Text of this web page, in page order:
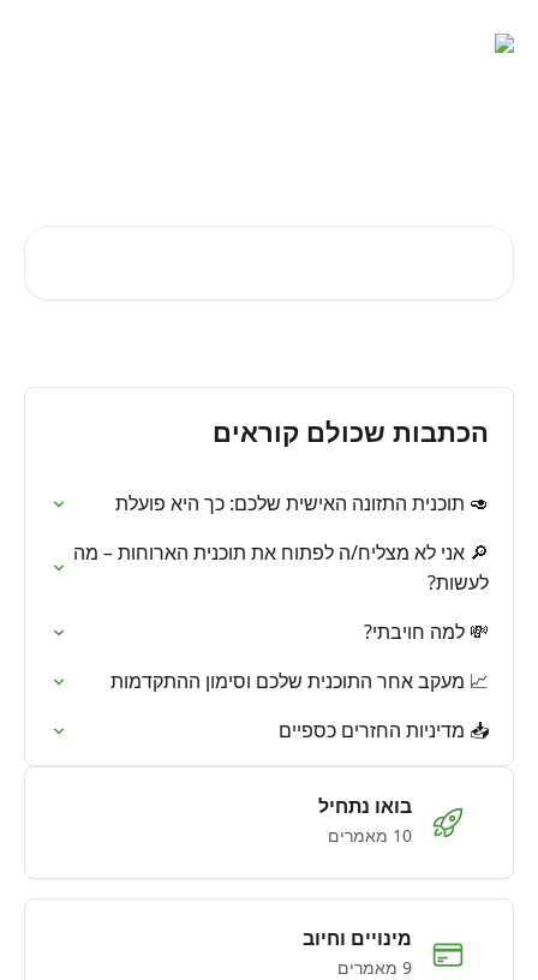
הכתבות שכולם קוראים
🥑 תוכנית התזונה האישית שלכם: כך היא פועלת
🔎 אני לא מצליח/ה לפתוח את תוכנית הארוחות – מה
לעשות?
💸 למה חויבתי?
📈 מעקב אחר התוכנית שלכם וסימון ההתקדמות
📥 מדיניות החזרים כספיים
בואו נתחיל
10 מאמרים
מינויים וחיוב
9 מאמרים